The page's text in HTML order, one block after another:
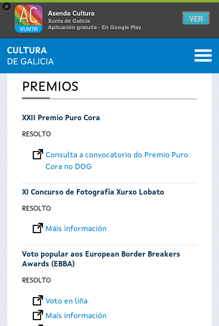
×
Axenda Cultura
Xunta de Galicia
Aplicación gratuíta - En Google Play
VER
Vostede
está
aquí
INICIO 0
PREMIOS
XXII Premio Puro Cora
RESOLTO
Consulta a convocatorio do Premio Puro
Cora no DOG
XI Concurso de Fotografía Xurxo Lobato
RESOLTO
Máis información
Voto popular aos European Border Breakers
Awards (EBBA)
RESOLTO
Voto en liña
Maís información